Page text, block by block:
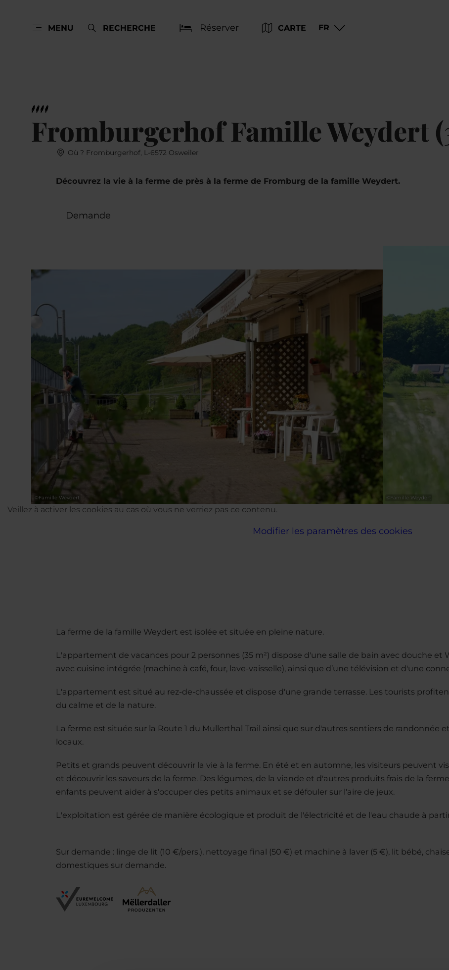
MENU RECHERCHE Réserver CARTE FR
Fromburgerhof Famille Weydert
Où ? Fromburgerhof, L-6572 Osweiler
Découvrez la vie à la ferme de près à la ferme de Fromburg de la famille Weydert.
Demande
©Famille Weydert © Famille Weydert
Veillez à activer les cookies au cas où vous ne verriez pas ce contenu.
Modifier les paramètres des cookies
La ferme de la famille Weydert est isolée et située en pleine nature.
L'appartement de vacances pour 2 personnes (35 m²) dispose d'une salle de bain avec douche et
avec cuisine intégrée (machine à café, four, lave-vaisselle), ainsi que d’une télévision et d'une
L'appartement est situé au rez-de-chaussée et dispose d'une grande terrasse. Les tourists
du calme et de la nature.
La ferme est située sur la Route 1 du Mullerthal Trail ainsi que sur d'autres sentiers de randonnée
locaux.
Petits et grands peuvent découvrir la vie à la ferme. En été et en automne, les visiteurs peuvent
et découvrir les saveurs de la ferme. Des légumes, de la viande et d'autres produits frais de la
enfants peuvent aider à s'occuper des petits animaux et se défouler sur l'aire de jeux.
L'exploitation est gérée de manière écologique et produit de l'électricité et de l'eau chaude à
Sur demande : linge de lit (10 €/pers.), nettoyage final (50 €) et machine à laver (5 €), lit bébé,
domestiques sur demande.